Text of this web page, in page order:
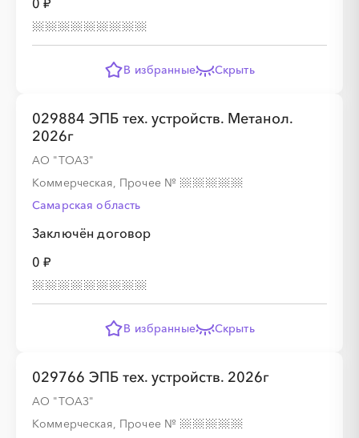
0 ₽
В избранные Скрыть
029884 ЭПБ тех. устройств. Метанол.
2026г
АО "ТОАЗ"
Коммерческая, Прочее №
Самарская область
Заключён договор
0 ₽
В избранные Скрыть
029766 ЭПБ тех. устройств. 2026г
АО "ТОАЗ"
Коммерческая, Прочее №